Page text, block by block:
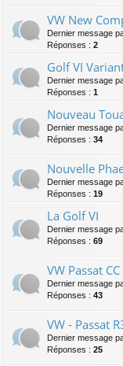
VW New
Dernier message
Réponses : 2
Golf VI
Dernier message
Réponses : 1
Nouveau
Dernier message
Réponses : 34
Nouvelle
Dernier message
Réponses : 19
La Golf VI
Dernier message
Réponses : 69
VW Passat CC
Dernier message
Réponses : 43
VW - Passat
Dernier message
Réponses : 25